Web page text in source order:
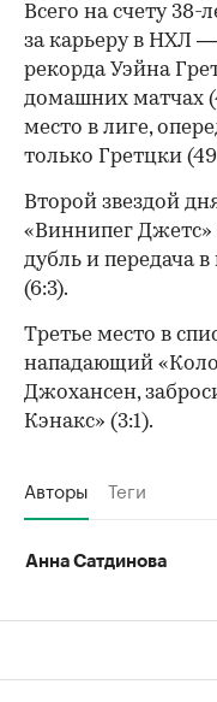
00:00
Всего на счету 38-
за карьеру в НХЛ
рекорда Уэйна
домашних матчах
место в лиге,
только Гретцки
Второй звездой
«Виннипег
дубль и передача
(6:3).
Третье место в
нападающий
Джохансен,
Кэнакс» (3:1).
Авторы Теги
Анна Сатдинова